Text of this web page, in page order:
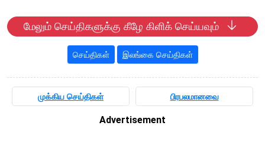
மேலும் செய்திகளுக்கு கீழே கிளிக் செய்யவும்
செய்திகள் இலங்கை செய்திகள்
முக்கிய செய்திகள் பிரபலமானவை
Advertisement